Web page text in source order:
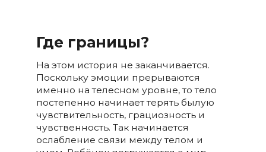
Где границы?
На этом история не заканчивается.
Поскольку эмоции прерываются
именно на телесном уровне, то тело
постепенно начинает терять былую
чувствительность, грациозность и
чувственность. Так начинается
ослабление связи между телом и